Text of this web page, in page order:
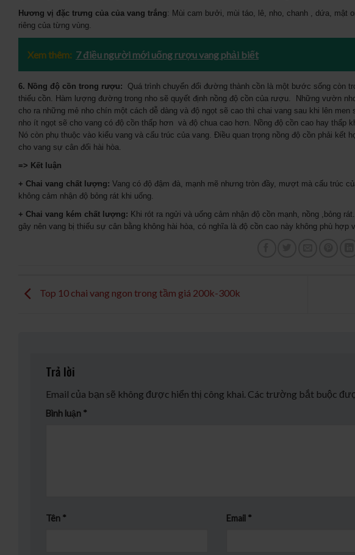
Hương vị đặc trưng của của vang trắng: Mùi cam bưởi, mùi táo, lê, nho, chanh , dứa, mật
riêng của từng vùng.
Xem thêm: 7 điều người mới uống rượu vang phải biết
6. Nồng độ cồn trong rượu: Quá trình chuyển đổi đường thành cồn là một bước sống còn
thiếu cồn. Hàm lượng đường trong nho sẽ quyết định nồng độ cồn của rượu. Những vườn
cho ra những mẻ nho chín một cách dễ dàng và độ ngọt sẽ cao thì chai vang sau khi lên
nho ít ngọt sẽ cho vang có độ cồn thấp hơn và độ chua cao hơn. Nồng độ cồn cao hay thấp
Nó còn phụ thuộc vào kiểu vang và cấu trúc của vang. Điều quan trọng nồng độ cồn phải kết
cho vang sự cân đối hài hòa.
=> Kết luận
+ Chai vang chất lượng: Vang có độ đậm đà, mạnh mẽ nhưng tròn đầy, mượt mà cấu trúc
không cảm nhận độ bỏng rát khi uống.
+ Chai vang kém chất lượng: Khi rót ra ngửi và uống cảm nhận độ cồn mạnh, nồng ,bỏng
gây nên vang bị thiếu sự cân bằng không hài hòa, có nghĩa là độ cồn cao này không phù
Top 10 chai vang ngon trong tầm giá 200k-300k
Trả lời
Email của bạn sẽ không được hiển thị công khai. Các trường bắt buộc
Bình luận *
Tên * Email *